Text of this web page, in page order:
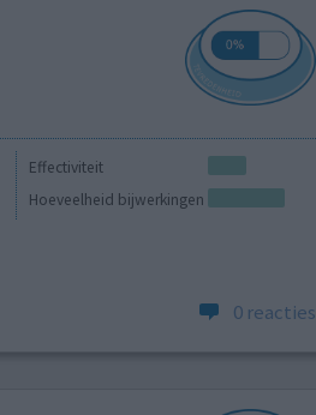
Effectiviteit
Hoeveelheid bijwerkingen
0 reacties